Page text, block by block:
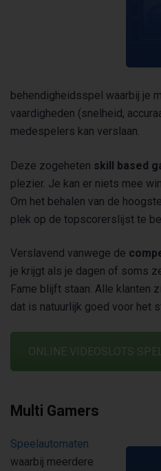
behendigheidsspel waarbij je
vaardigheden (snelheid,
medespelers kan verslaan.
Deze zogeheten skill based
plezier. Je kan er niets mee
Om het behalen van de
plek op de topscorerslijst te
Verslavend vanwege de
je krijgt als je dagen of soms
Fame blijft staan. Alle klanten
dat is natuurlijk goed voor het
ONLINE VIDEOSLOTS
Multi Gamers
Speelautomaten
waarbij meerdere